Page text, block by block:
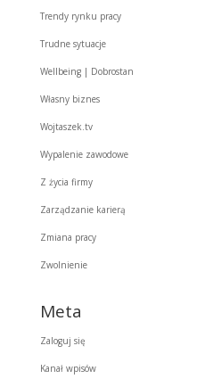
Trendy rynku pracy
Trudne sytuacje
Wellbeing | Dobrostan
Własny biznes
Wojtaszek.tv
Wypalenie zawodowe
Z życia firmy
Zarządzanie karierą
Zmiana pracy
Zwolnienie
Meta
Zaloguj się
Kanał wpisów